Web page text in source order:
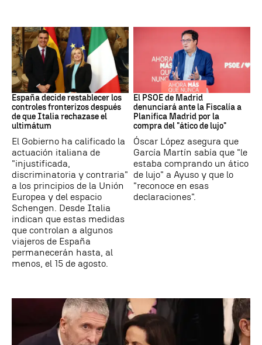
CRISIS MIGRATORIA
España decide restablecer los
controles fronterizos después
de que Italia rechazase el
ultimátum
El Gobierno ha calificado la
actuación italiana de
"injustificada,
discriminatoria y contraria"
a los principios de la Unión
Europea y del espacio
Schengen. Desde Italia
indican que estas medidas
que controlan a algunos
viajeros de España
permanecerán hasta, al
menos, el 15 de agosto.
PSOE MADRID
El PSOE de Madrid
denunciará ante la Fiscalía a
Planifica Madrid por la
compra del "ático de lujo"
Óscar López asegura que
García Martín sabía que "le
estaba comprando un ático
de lujo" a Ayuso y que lo
"reconoce en esas
declaraciones".